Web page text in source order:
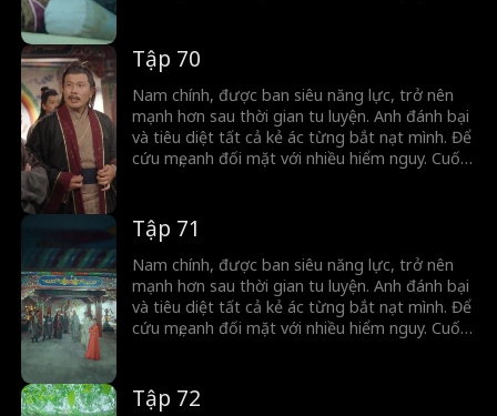
đạo tối cao.
Tập 70
Nam chính, được ban siêu năng lực, trở nên
mạnh hơn sau thời gian tu luyện. Anh đánh bại
và tiêu diệt tất cả kẻ ác từng bắt nạt mình. Để
cứu mẹ, anh đối mặt với nhiều hiểm nguy. Cuối
đạo tối cao.
Tập 71
Nam chính, được ban siêu năng lực, trở nên
mạnh hơn sau thời gian tu luyện. Anh đánh bại
và tiêu diệt tất cả kẻ ác từng bắt nạt mình. Để
cứu mẹ, anh đối mặt với nhiều hiểm nguy. Cuối
đạo tối cao.
Tập 72